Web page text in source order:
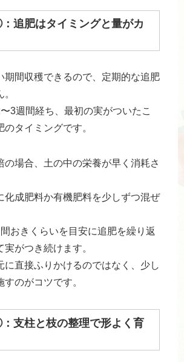
追肥はタイミングと量がカ
期間収穫できるので、定期的な追肥
3週間経ち、最初の実がついたこ
タイミングです。
の場合、土の中の栄養が早く消耗さ
化成肥料か有機肥料を少しずつ混ぜ
おきくらいを目安に追肥を繰り返
がつき続けます。
に直接ふりかけるのではなく、少し
のがコツです。
支柱と枝の整理で形よく育